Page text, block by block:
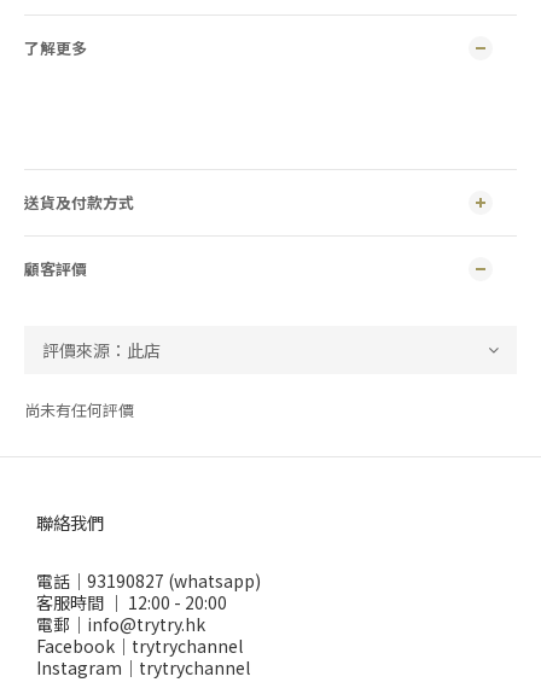
了解更多
送貨及付款方式
顧客評價
尚未有任何評價
聯絡我們
電話｜93190827 (whatsapp)
客服時間 ｜ 12:00 - 20:00
電郵｜info@trytry.hk
Facebook｜trytrychannel
Instagram｜trytrychannel